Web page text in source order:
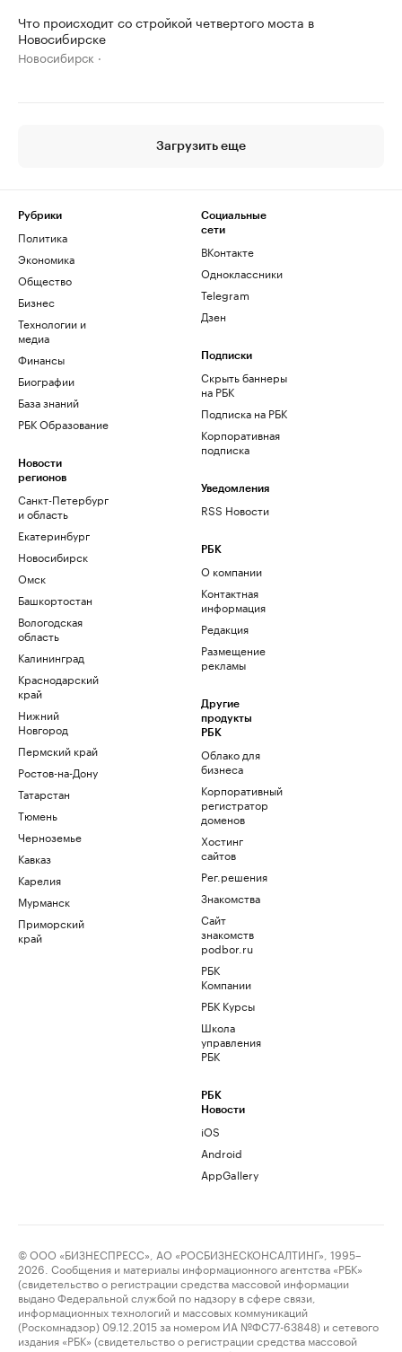
Что происходит со стройкой четвертого моста в
Новосибирске
Новосибирск
Загрузить еще
Рубрики
Политика
Экономика
Общество
Бизнес
Технологии и
медиа
Финансы
Биографии
База знаний
РБК Образование
Новости
регионов
Санкт-Петербург
и область
Екатеринбург
Новосибирск
Омск
Башкортостан
Вологодская
область
Калининград
Краснодарский
край
Нижний
Новгород
Пермский край
Ростов-на-Дону
Татарстан
Тюмень
Черноземье
Кавказ
Карелия
Мурманск
Приморский
край
Социальные
сети
ВКонтакте
Одноклассники
Telegram
Дзен
Подписки
Скрыть баннеры
на РБК
Подписка на РБК
Корпоративная
подписка
Уведомления
RSS Новости
РБК
О компании
Контактная
информация
Редакция
Размещение
рекламы
Другие
продукты
РБК
Облако для
бизнеса
Корпоративный
регистратор
доменов
Хостинг
сайтов
Рег.решения
Знакомства
Сайт
знакомств
podbor.ru
РБК
Компании
РБК Курсы
Школа
управления
РБК
РБК
Новости
iOS
Android
AppGallery
© ООО «БИЗНЕСПРЕСС», АО «РОСБИЗНЕСКОНСАЛТИНГ», 1995–
2026. Сообщения и материалы информационного агентства «РБК»
(свидетельство о регистрации средства массовой информации
выдано Федеральной службой по надзору в сфере связи,
информационных технологий и массовых коммуникаций
(Роскомнадзор) 09.12.2015 за номером ИА №ФС77-63848) и сетевого
издания «РБК» (свидетельство о регистрации средства массовой